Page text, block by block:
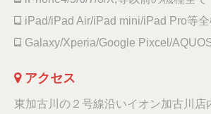
iPad/iPad Air/iPad mini/iPad Pro等
Galaxy/Xperia/Google Pixcel/
アクセス
東加古川の２号線沿いイオン加古川店